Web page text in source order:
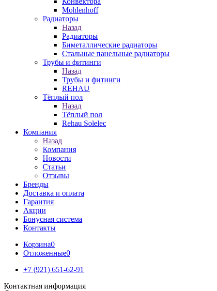
Mohlenhoff
Радиаторы
Назад
Радиаторы
Биметаллические радиаторы
Стальные панельные радиаторы
Трубы и фитинги
Назад
Трубы и фитинги
REHAU
Тёплый пол
Назад
Тёплый пол
Rehau Solelec
Компания
Назад
Компания
Новости
Статьи
Отзывы
Бренды
Доставка и оплата
Гарантия
Акции
Бонусная система
Контакты
Корзина0
Отложенные0
+7 (921) 651-62-91
Контактная информация